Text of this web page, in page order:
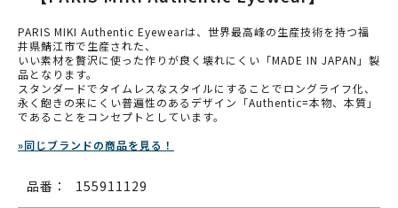
PARIS MIKI Authentic Eyewearは、世界最高峰の生産技術を持つ福
井県鯖江市で生産された、
いい素材を贅沢に使った作りが良く壊れにくい「MADE IN JAPAN」製
品となります。
スタンダードでタイムレスなスタイルにすることでロングライフ化、
永く飽きの来にくい普遍性のあるデザイン「Authentic=本物、本質」
であることをコンセプトとしています。
»同じブランドの商品を見る！
品番： 155911129